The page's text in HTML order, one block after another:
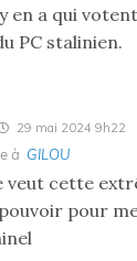
en a qui
PC stalinien.
29 mai 2024 9h22
à GILOU
veut cette
pour